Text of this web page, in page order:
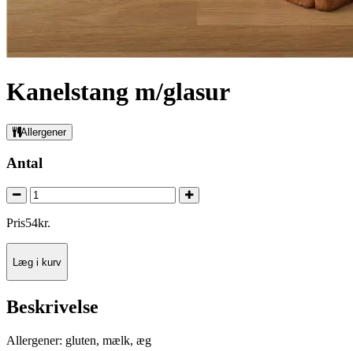
Kanelstang m/glasur
Allergener
Antal
Pris54kr.
Læg i kurv
Beskrivelse
Allergener: gluten, mælk, æg